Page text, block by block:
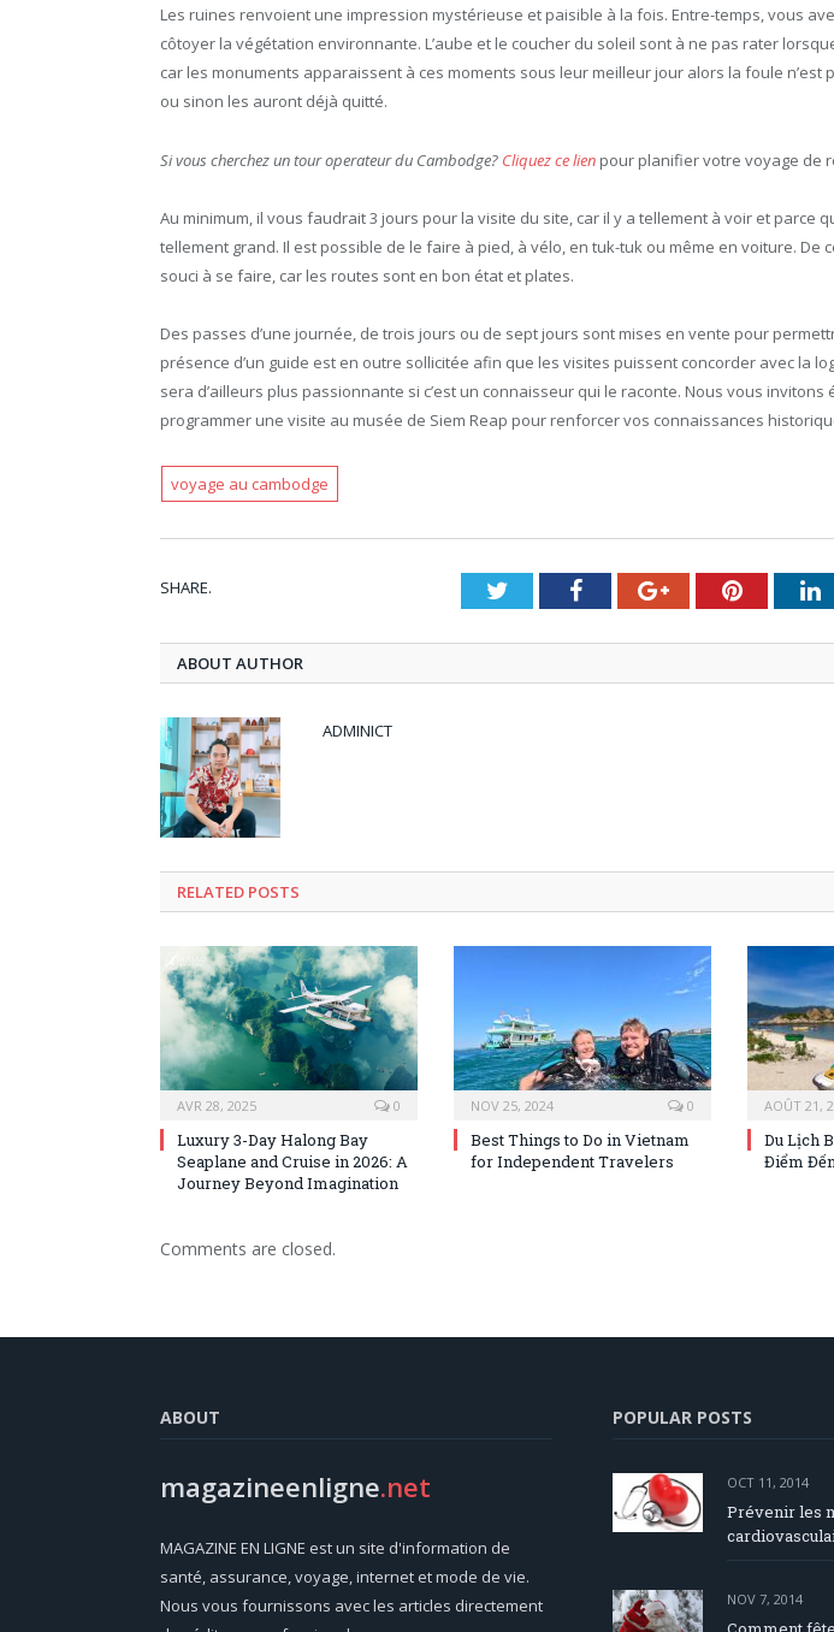
Les ruines renvoient une impression mystérieuse et paisible à la fois. Entre-temps, vous
côtoyer la végétation environnante. L’aube et le coucher du soleil sont à ne pas rater
car les monuments apparaissent à ces moments sous leur meilleur jour alors la foule n’est
ou sinon les auront déjà quitté.
Si vous cherchez un tour operateur du Cambodge? Cliquez ce lien pour planifier votre voyage de
Au minimum, il vous faudrait 3 jours pour la visite du site, car il y a tellement à voir et parce
tellement grand. Il est possible de le faire à pied, à vélo, en tuk-tuk ou même en voiture. De
souci à se faire, car les routes sont en bon état et plates.
Des passes d’une journée, de trois jours ou de sept jours sont mises en vente pour
présence d’un guide est en outre sollicitée afin que les visites puissent concorder avec la
sera d’ailleurs plus passionnante si c’est un connaisseur qui le raconte. Nous vous invitons
programmer une visite au musée de Siem Reap pour renforcer vos connaissances
voyage au cambodge
SHARE. TwitterFacebookGoogle+Pinterest
ABOUT AUTHOR
ADMINICT
RELATED POSTS
AVR 28, 2025 0
Luxury 3-Day Halong Bay
Seaplane and Cruise in 2026: A
Journey Beyond Imagination
NOV 25, 2024 0
Best Things to Do in Vietnam
for Independent Travelers
AOÛT 21,
Du Lịch
Điểm
Comments are closed.
ABOUT
magazineenligne.net
MAGAZINE EN LIGNE est un site d'information de
santé, assurance, voyage, internet et mode de vie.
Nous vous fournissons avec les articles directement
POPULAR POSTS
OCT 11, 2014
Prévenir les
NOV 7, 2014